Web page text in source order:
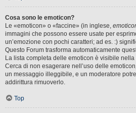
Cosa sono le emoticon?
Le «emoticon» o «faccine» (in inglese,
immagini che possono essere usate per
un’emozione con pochi caratteri; ad es. :)
Questo Forum trasforma automaticamente
La lista completa delle emoticon è visibile
Cerca di non esagerare nell’uso delle
un messaggio illeggibile, e un moderatore
addirittura rimuoverlo.
Top